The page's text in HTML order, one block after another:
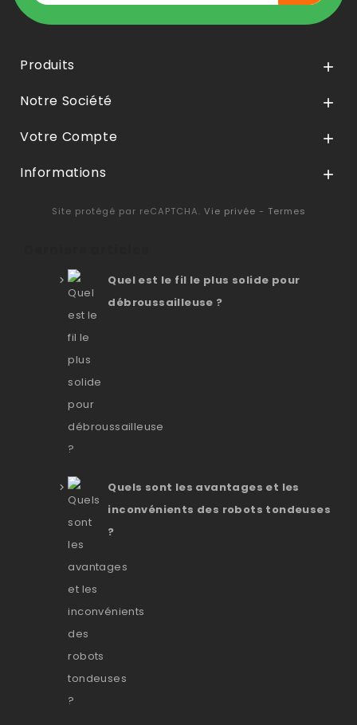
Produits 
Notre Société 
Votre Compte 
Informations 
Site protégé par reCAPTCHA. Vie privée - Termes
Quel est le fil le plus solide pour
débroussailleuse ?
Quels sont les avantages et les
inconvénients des robots tondeuses
?